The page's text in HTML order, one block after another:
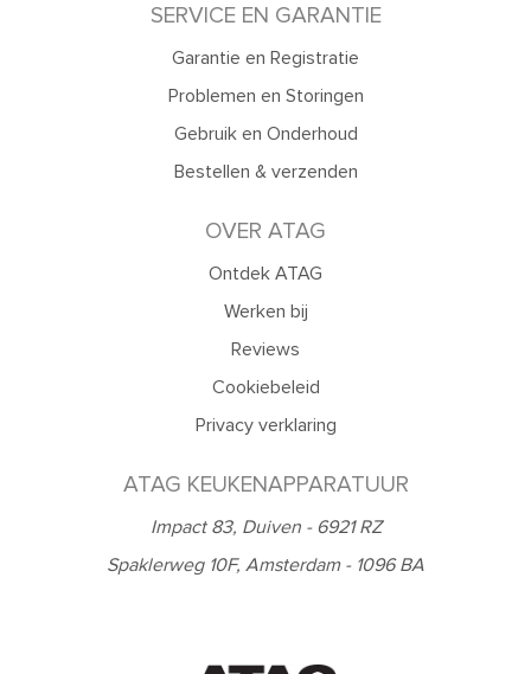
SERVICE EN GARANTIE
Garantie en Registratie
Problemen en Storingen
Gebruik en Onderhoud
Bestellen & verzenden
OVER ATAG
Ontdek ATAG
Werken bij
Reviews
Cookiebeleid
Privacy verklaring
ATAG KEUKENAPPARATUUR
Impact 83, Duiven - 6921 RZ
Spaklerweg 10F, Amsterdam - 1096 BA